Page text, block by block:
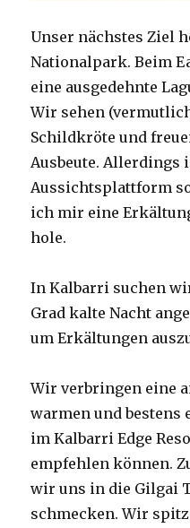
Unser nächstes Ziel
Nationalpark. Beim
eine ausgedehnte
Wir sehen
Schildkröte und
Ausbeute. Allerdings
Aussichtsplattform
ich mir eine
hole.
In Kalbarri suchen
Grad kalte Nacht
um Erkältungen
Wir verbringen eine
warmen und
im Kalbarri Edge
empfehlen können.
wir uns in die Gilgai
schmecken. Wir